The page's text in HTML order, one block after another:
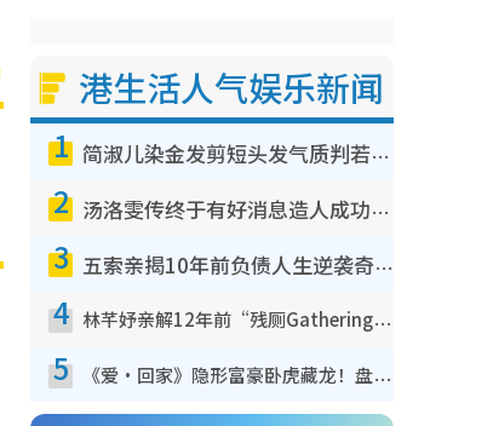
港生活人气娱乐新闻
1 简淑儿染金发剪短头发气质判若两人！吓坏老公麦大力都认不出：“你做什么？”
2 汤洛雯传终于有好消息造人成功！两大细节曝孕味极浓引猜测：大肚婆先会咁！
3 五索亲揭10年前负债人生逆袭奇迹！全靠去一地方转运后即遇上马先生
4 林芊妤亲解12年前“残厕Gathering”真相！高层解约一句话重创尊严，至今拒返TVB
5 《爱·回家》隐形富豪卧虎藏龙！盘点12位财气逼人的有钱艺人：这位美女3亿身家不愁做